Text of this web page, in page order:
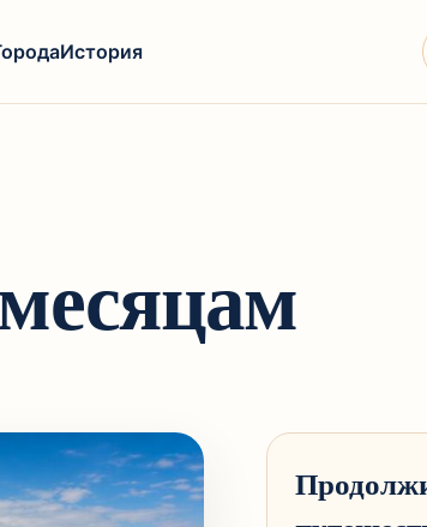
История